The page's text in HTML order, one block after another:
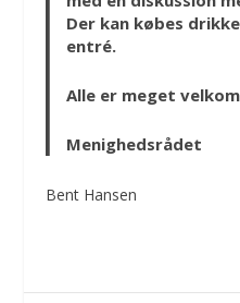
Der kan købes
entré.
Alle er meget
Menighedsrådet
Bent Hansen